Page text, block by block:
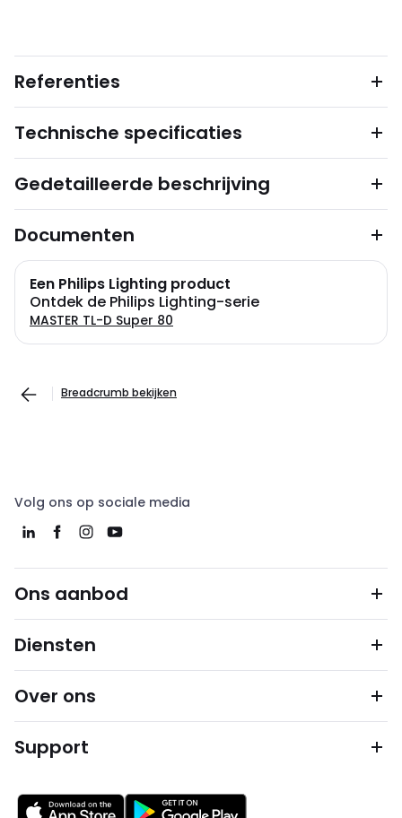
Referenties
Technische specificaties
Gedetailleerde beschrijving
Documenten
Een Philips Lighting product
Ontdek de Philips Lighting-serie
MASTER TL-D Super 80
Breadcrumb bekijken
Volg ons op sociale media
Ons aanbod
Diensten
Over ons
Support